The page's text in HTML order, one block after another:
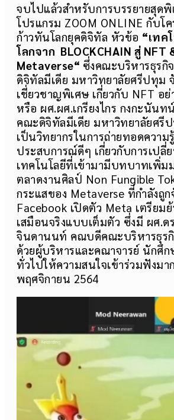
จบไปแล้วสำหรับการบรรยายสุด
โปรแกรม ZOOM ONLINE กับโค
ก้าวทันโลกยุคดิจิทัล หัวข้อ “เทค
โลกจาก BLOCKCHAIN สู่ NFT
Metaverse“ ซึ่งคณะบริหารธุรกิ
ดิจิทัลมีเดีย มหาวิทยาลัยศรีปทุม
เชี่ยวชาญพิเศษ เกี่ยวกับ NFT อย่
หรือ ผศ.ผศ.เกรียงไกร กงกะนันท
คณะดิจิทัลมีเดีย มหาวิทยาลัยศรี
เป็นวิทยากรในการถ่ายทอดความ
ประสบการณ์ดีๆ เกี่ยวกับการเปลี่
เทคโนโลยีที่เข้ามามีบทบาทเพิ่ม
ตลาดงานศิลป์ Non Fungible
กระแสของ Metaverse ที่กำลังถู
Facebook เปิดตัว Meta เตรียม
เสมือนจริงแบบเต็มตัว ซึ่งมี ผศ.ด
จินดานนท์ คณบดีคณะบริหารธุรกิ
ด้วยผู้บริหารและคณาจารย์ นักศึ
ทั่วไปให้ความสนใจเข้าร่วมฟังม
พฤศจิกายน 2564